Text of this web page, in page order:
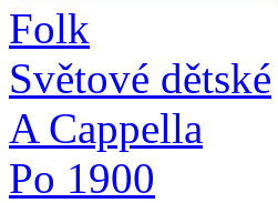
Folk
Světové dětské
A Cappella
Po 1900